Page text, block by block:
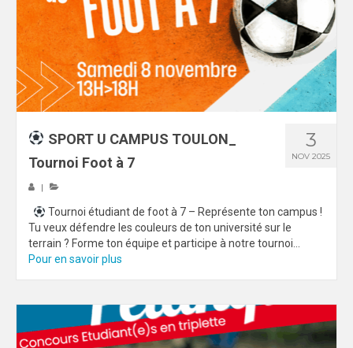
3
NOV 2025
SPORT U CAMPUS TOULON_
Tournoi Foot à 7
Tournoi étudiant de foot à 7 – Représente ton campus !
Tu veux défendre les couleurs de ton université sur le
terrain ? Forme ton équipe et participe à notre tournoi...
Pour en savoir plus